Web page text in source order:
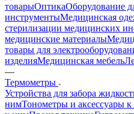
товарыОптикаОборудование
инструментыМедицинская
стерилизации медицинских
медицинские материалы
товары для
изделияМедицинская мебель
—
Термометры
Устройства для забора
нимТонометры и аксессуары